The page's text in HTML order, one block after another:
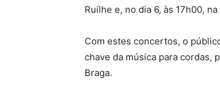
Ruílhe e, no dia 6, às 17h00,
Com estes concertos, o
chave da música para cordas,
Braga.